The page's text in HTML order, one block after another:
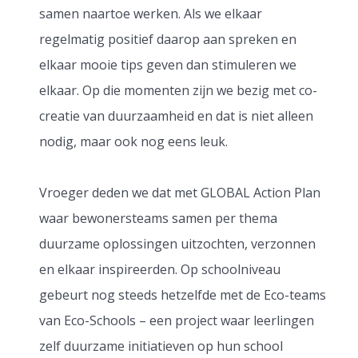
samen naartoe werken. Als we elkaar
regelmatig positief daarop aan spreken en
elkaar mooie tips geven dan stimuleren we
elkaar. Op die momenten zijn we bezig met co-
creatie van duurzaamheid en dat is niet alleen
nodig, maar ook nog eens leuk.
Vroeger deden we dat met GLOBAL Action Plan
waar bewonersteams samen per thema
duurzame oplossingen uitzochten, verzonnen
en elkaar inspireerden. Op schoolniveau
gebeurt nog steeds hetzelfde met de Eco-teams
van Eco-Schools – een project waar leerlingen
zelf duurzame initiatieven op hun school